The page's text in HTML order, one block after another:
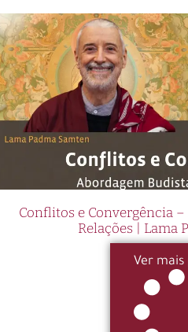
Conflitos e Convergência
Relações | Lama
Ver mais